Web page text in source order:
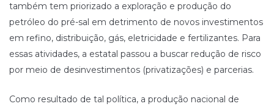
também tem priorizado a exploração e produção do
petróleo do pré-sal em detrimento de novos investimentos
em refino, distribuição, gás, eletricidade e fertilizantes. Para
essas atividades, a estatal passou a buscar redução de risco
por meio de desinvestimentos (privatizações) e parcerias.
Como resultado de tal política, a produção nacional de